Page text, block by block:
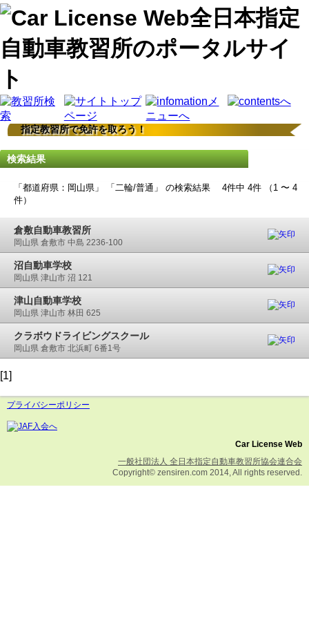
指定教習所で免許を取ろう！
検索結果
「都道府県：岡山県」 「二輪/普通」 の検索結果 4件中 4件 （1 〜 4
件）
倉敷自動車教習所
岡山県 倉敷市 中島 2236-100
沼自動車学校
岡山県 津山市 沼 121
津山自動車学校
岡山県 津山市 林田 625
クラボウドライビングスクール
岡山県 倉敷市 北浜町 6番1号
[1]
プライバシーポリシー
Car License Web
一般社団法人 全日本指定自動車教習所協会連合会
Copyright© zensiren.com 2014, All rights reserved.